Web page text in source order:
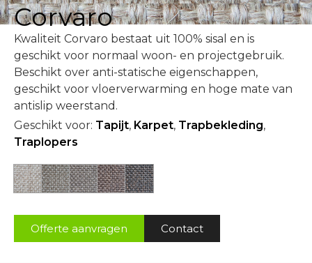
Corvaro
Kwaliteit Corvaro bestaat uit 100% sisal en is
geschikt voor normaal woon- en projectgebruik.
Beschikt over anti-statische eigenschappen,
geschikt voor vloerverwarming en hoge mate van
antislip weerstand.
Geschikt voor: Tapijt, Karpet, Trapbekleding,
Traplopers
Offerte aanvragen Contact